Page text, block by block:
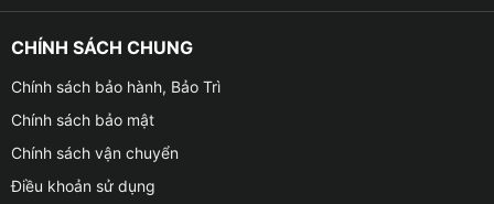
CHÍNH SÁCH CHUNG
Chính sách bảo hành, Bảo Trì
Chính sách bảo mật
Chính sách vận chuyển
Điều khoản sử dụng